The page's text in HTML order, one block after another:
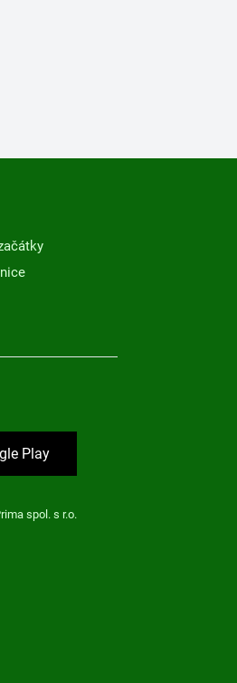
Play
spol. s r.o.